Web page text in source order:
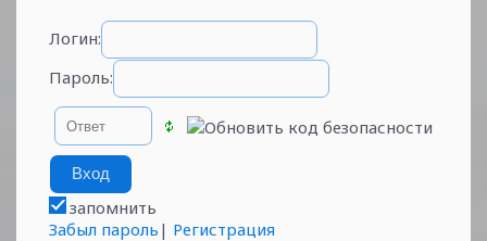
Логин:
Пароль:
запомнить
Забыл пароль | Регистрация